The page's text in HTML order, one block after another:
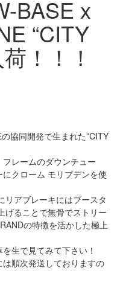
BASE x
“CITY
！！！
協同開発で生まれた”CITY
レームのダウンチュー
クローム モリブデンを使
リアブレーキにはブースタ
げることで無骨でストリー
の特徴を活かした極上
生で見てみて下さい！
順次発送しておりますの